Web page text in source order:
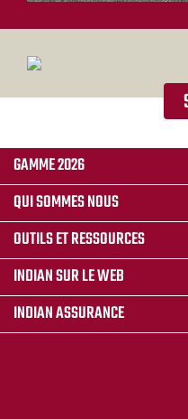
GAMME 2026
QUI SOMMES NOUS
OUTILS ET RESSOURCES
INDIAN SUR LE WEB
INDIAN ASSURANCE